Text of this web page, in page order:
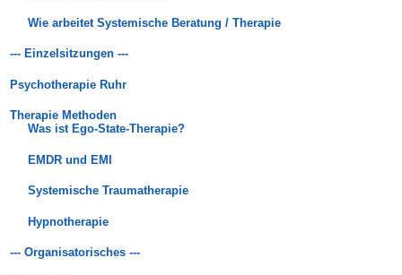
Wie arbeitet Systemische Beratung / Therapie
--- Einzelsitzungen ---
Psychotherapie Ruhr
Therapie Methoden
Was ist Ego-State-Therapie?
EMDR und EMI
Systemische Traumatherapie
Hypnotherapie
--- Organisatorisches ---